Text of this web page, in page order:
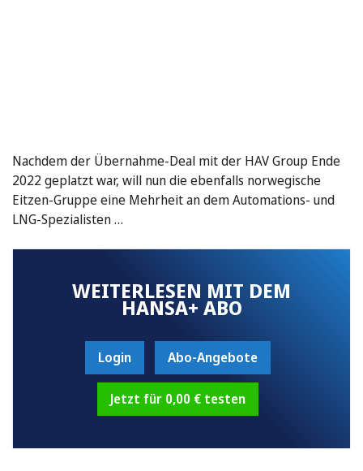
Nachdem der Übernahme-Deal mit der HAV Group Ende
2022 geplatzt war, will nun die ebenfalls norwegische
Eitzen-Gruppe eine Mehrheit an dem Automations- und
LNG-Spezialisten …
WEITERLESEN MIT DEM
HANSA+ ABO
Login Abo-Angebote
Jetzt für 0,00 € testen